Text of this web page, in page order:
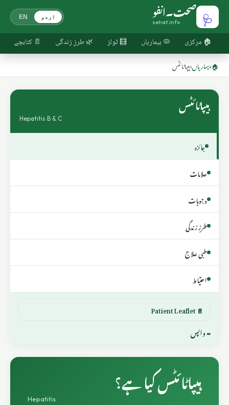
🩺 صحت۔انفو
sehat.info
اردو EN
🏠 مرکزی 🦠 بیماریاں 🧮 ٹولز 🌿 طرزِ زندگی 📄 کتابچے
🏠
›بیماریاں›ہیپاٹائٹس
ہیپاٹائٹس
Hepatitis B & C
جائزہ
علامات
وجوہات
طرزِ زندگی
طبی علاج
احتیاط
📄 Patient Leaflet
⬅ واپس
ہیپاٹائٹس کیا ہے؟
Hepatitis